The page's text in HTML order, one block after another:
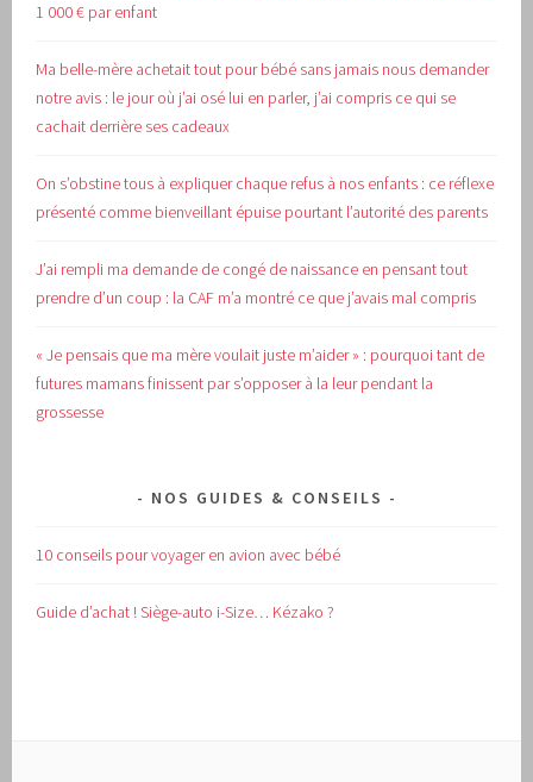
1 000 € par enfant
Ma belle-mère achetait tout pour bébé sans jamais nous demander
notre avis : le jour où j’ai osé lui en parler, j’ai compris ce qui se
cachait derrière ses cadeaux
On s’obstine tous à expliquer chaque refus à nos enfants : ce réflexe
présenté comme bienveillant épuise pourtant l’autorité des parents
J’ai rempli ma demande de congé de naissance en pensant tout
prendre d’un coup : la CAF m’a montré ce que j’avais mal compris
« Je pensais que ma mère voulait juste m’aider » : pourquoi tant de
futures mamans finissent par s’opposer à la leur pendant la
grossesse
NOS GUIDES & CONSEILS
10 conseils pour voyager en avion avec bébé
Guide d’achat !Siège-auto i-Size… Kézako ?